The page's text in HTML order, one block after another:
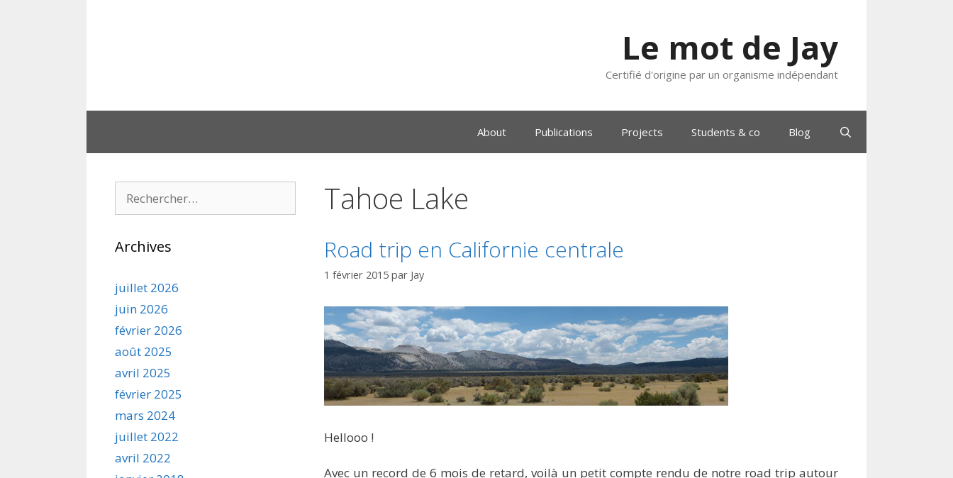
Le mot de Jay
Certifié d'origine par un organisme indépendant
About Publications Projects Students & co Blog
Tahoe Lake
Road trip en Californie centrale
1 février 2015 par Jay
Hellooo !
Avec un record de 6 mois de retard, voilà un petit compte rendu de notre road trip autour
Archives
juillet 2026
juin 2026
février 2026
août 2025
avril 2025
février 2025
mars 2024
juillet 2022
avril 2022